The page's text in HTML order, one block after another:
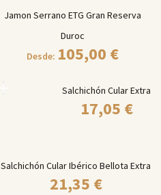
Jamon Serrano ETG Gran Reserva
Duroc
Desde: 105,00 €
Salchichón Cular Extra
17,05 €
Salchichón Cular Ibérico Bellota Extra
21,35 €